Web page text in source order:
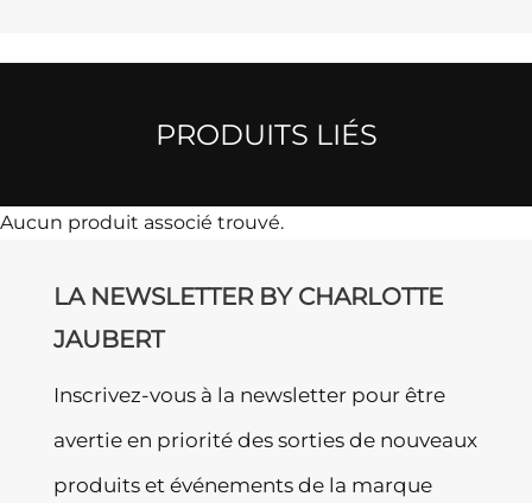
PRODUITS LIÉS
Aucun produit associé trouvé.
LA NEWSLETTER BY CHARLOTTE
JAUBERT
Inscrivez-vous à la newsletter pour être
avertie en priorité des sorties de nouveaux
produits et événements de la marque